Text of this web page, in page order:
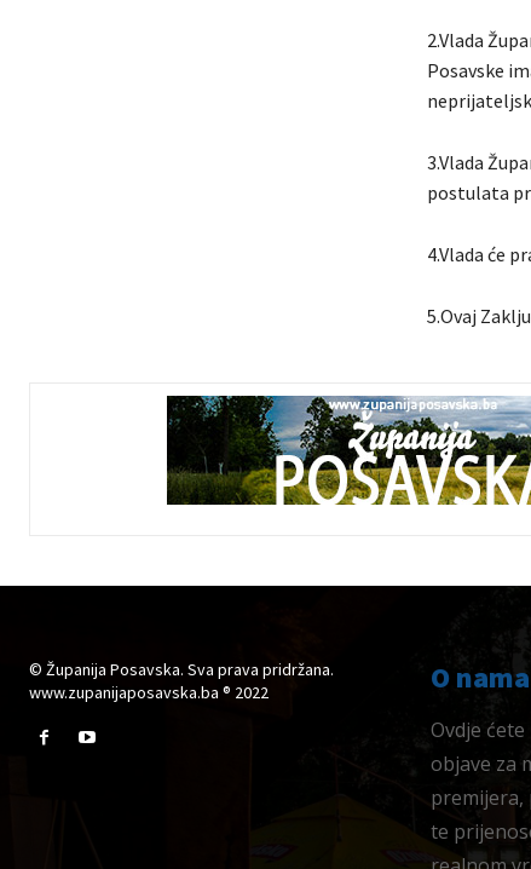
2.Vlada
Posavske
3.Vlada
postulata
4.Vlada će
5.Ovaj
© Županija Posavska. Sva prava pridržana.
www.zupanijaposavska.ba ® 2022
O nama
Ovdje
objave za
te